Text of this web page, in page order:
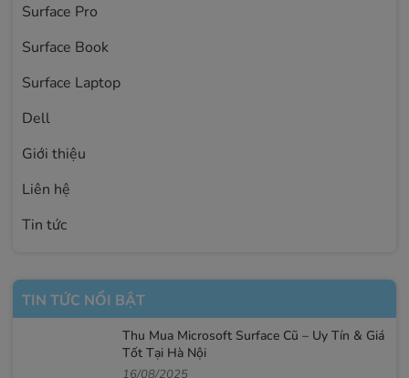
Surface Pro
Surface Book
Surface Laptop
Dell
Giới thiệu
Liên hệ
Tin tức
TIN TỨC NỔI BẬT
Thu Mua Microsoft Surface Cũ – Uy Tín & Giá
Tốt Tại Hà Nội
16/08/2025